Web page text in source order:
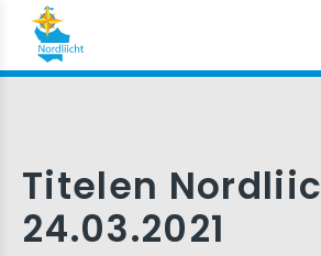
Titelen
24.03.2021